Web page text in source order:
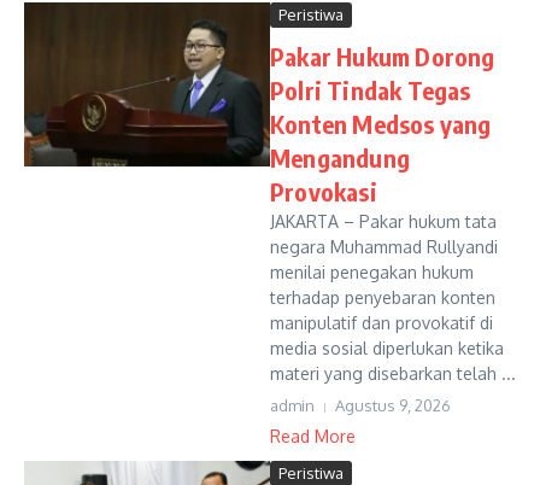
Peristiwa
Pakar Hukum Dorong
Polri Tindak Tegas
Konten Medsos yang
Mengandung
Provokasi
JAKARTA – Pakar hukum tata
negara Muhammad Rullyandi
menilai penegakan hukum
terhadap penyebaran konten
manipulatif dan provokatif di
media sosial diperlukan ketika
materi yang disebarkan telah ...
admin Agustus 9, 2026
Read More
Peristiwa